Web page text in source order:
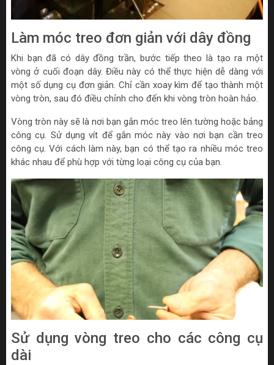
Làm móc treo đơn giản với dây đồng
Khi bạn đã có dây đồng trần, bước tiếp theo là tạo ra một
vòng ở cuối đoạn dây. Điều này có thể thực hiện dễ dàng với
một số dụng cụ đơn giản. Chỉ cần xoay kìm để tạo thành một
vòng tròn, sau đó điều chỉnh cho đến khi vòng tròn hoàn hảo.
Vòng tròn này sẽ là nơi bạn gắn móc treo lên tường hoặc bảng
công cụ. Sử dụng vít để gắn móc này vào nơi bạn cần treo
công cụ. Với cách làm này, bạn có thể tạo ra nhiều móc treo
khác nhau để phù hợp với từng loại công cụ của bạn.
Sử dụng vòng treo cho các công cụ
dài